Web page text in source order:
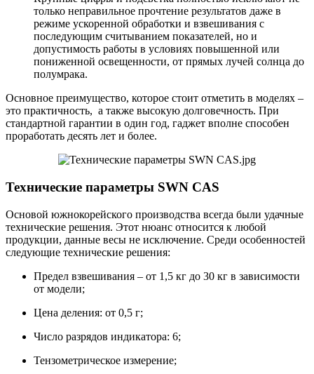
только неправильное прочтение результатов даже в
режиме ускоренной обработки и взвешивания с
последующим считыванием показателей, но и
допустимость работы в условиях повышенной или
пониженной освещенности, от прямых лучей солнца до
полумрака.
Основное преимущество, которое стоит отметить в моделях –
это практичность, а также высокую долговечность. При
стандартной гарантии в один год, гаджет вполне способен
проработать десять лет и более.
Технические параметры SWN CAS
Основой южнокорейского производства всегда были удачные
технические решения. Этот нюанс относится к любой
продукции, данные весы не исключение. Среди особенностей
следующие технические решения:
Предел взвешивания – от 1,5 кг до 30 кг в зависимости
от модели;
Цена деления: от 0,5 г;
Число разрядов индикатора: 6;
Тензометрическое измерение;